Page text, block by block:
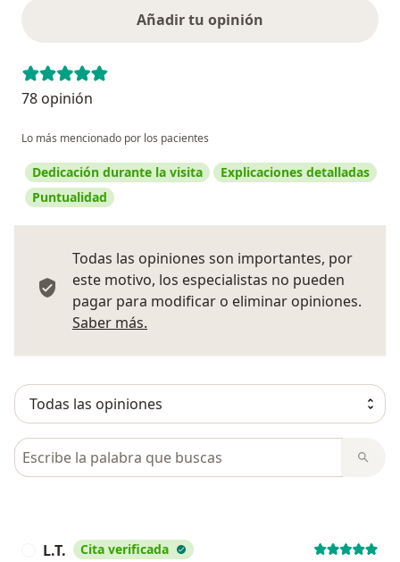
Añadir tu opinión
78 opinión
Lo más mencionado por los pacientes
Dedicación durante la visita
Explicaciones detalladas
Puntualidad
Todas las opiniones son importantes, por
este motivo, los especialistas no pueden
pagar para modificar o eliminar opiniones.
Saber más.
Busca en opiniones
L.T. Cita verificada